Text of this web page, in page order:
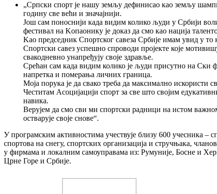
„Српски спорт је нашу земљу дефинисао као земљу
годину све већи и значајнији.
Још сам поноснији када видим колико људи у Србији
фестивал на Kопаонику је доказ да смо као нација
Kао председник Спортског савеза Србије имам увид у
Спортски савез успешно спроводи пројекте које
свакодневно унапређују своје здравље.
Срећан сам када видим колико је људи присутно на Ски
напретка и померања личних граница.
Моја порука је да свако треба да максимално искористи
Честитам Асоцијацији спорт за све што својим
навика.
Верујем да смо сви ми спортски радници на истом
остварује своје снове“.
У програмским активностима учествује близу 600 учесника –
спортова на снегу, спортских организација и стручњака,
у фирмама и локалним самоуправама из: Румуније, Босне и
Црне Горе и Србије.